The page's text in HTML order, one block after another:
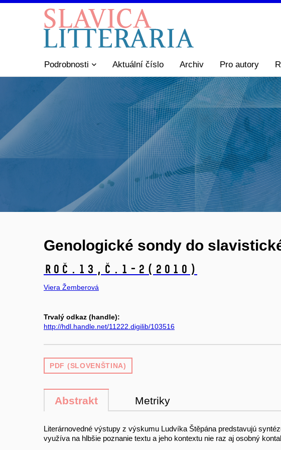
Podrobnosti Aktuální číslo Archiv Pro autory
Genologické sondy do
Roč.13, č.1-2 (2010)
Viera Žemberová
Trvalý odkaz (handle):
http://hdl.handle.net/11222.digilib/103516
PDF (SLOVENŠTINA)
Abstrakt Metriky
Literárnovedné výstupy z výskumu Ludvíka Štěpána predstavujú
využíva na hlbšie poznanie textu a jeho kontextu nie raz aj osobný